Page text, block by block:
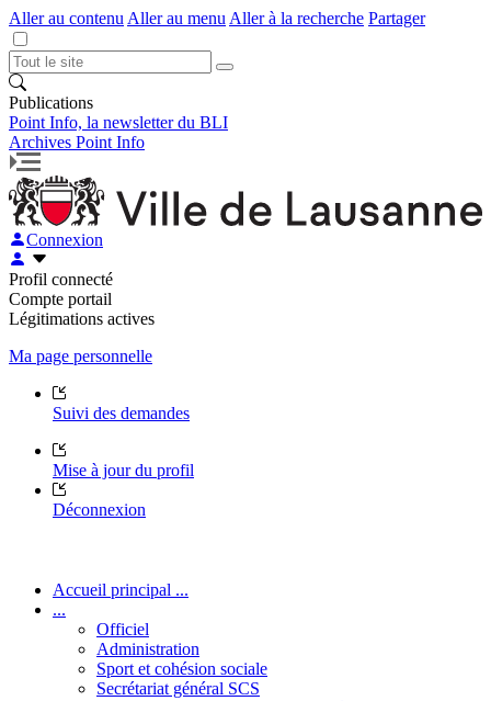
Aller au contenu Aller au menu Aller à la recherche Partager
Publications
Point Info, la newsletter du BLI
Archives Point Info
Connexion
Profil connecté
Compte portail
Légitimations actives
Ma page personnelle
Suivi des demandes
Mise à jour du profil
Déconnexion
Accueil principal ...
...
Officiel
Administration
Sport et cohésion sociale
Secrétariat général SCS